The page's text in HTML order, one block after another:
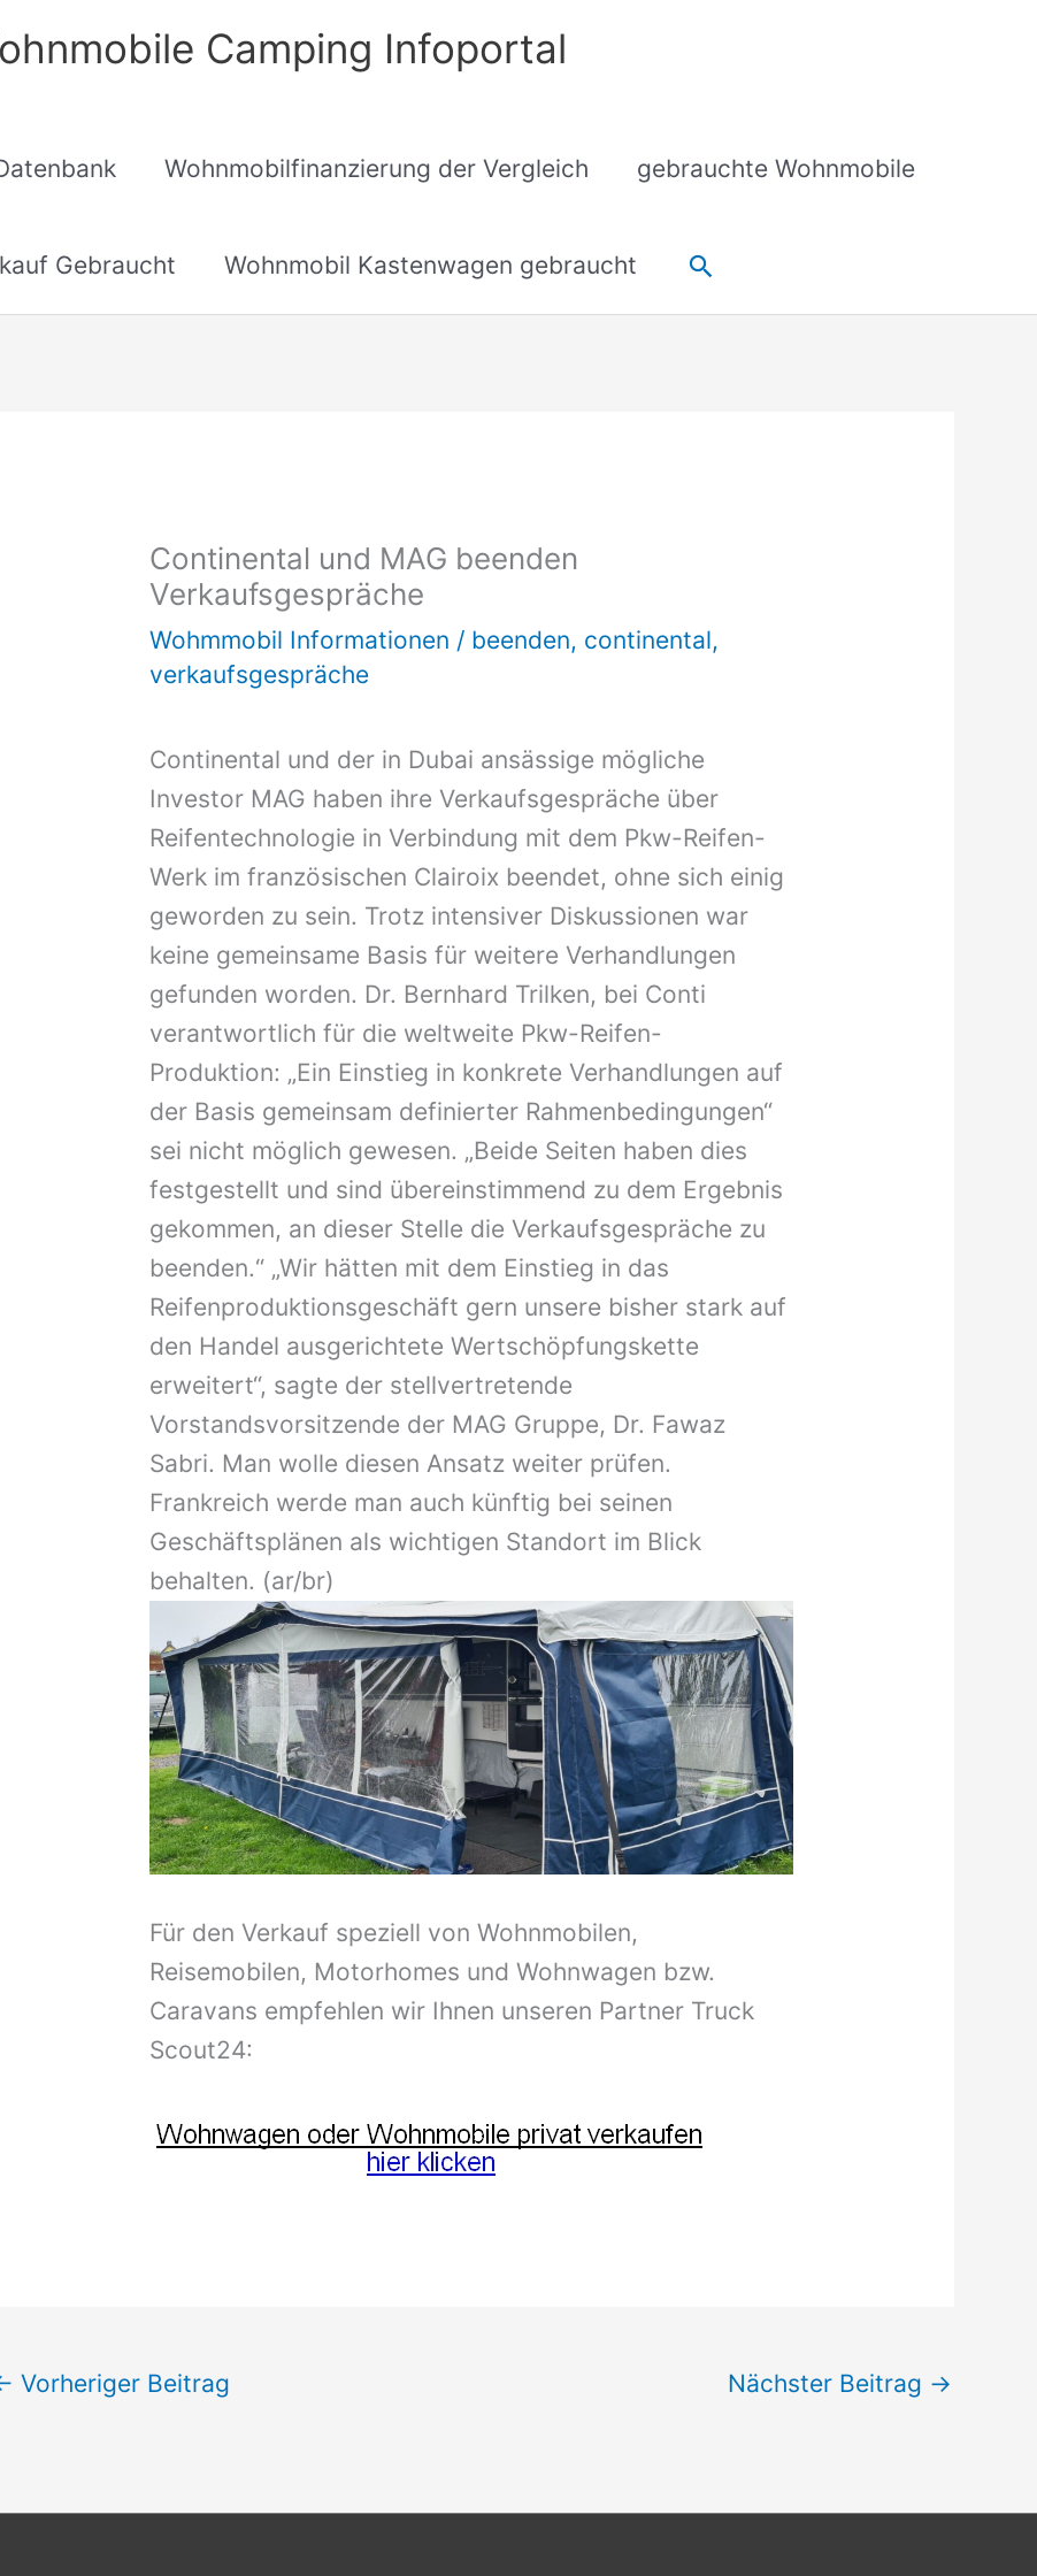
Camping Infoportal
Wohnmobilfinanzierung der Vergleich gebrauchte Wohnmobile
Gebraucht Wohnmobil Kastenwagen gebraucht Suchen
Continental und MAG beenden
Verkaufsgespräche
Wohmmobil Informationen / beenden, continental,
verkaufsgespräche
Continental und der in Dubai ansässige mögliche
Investor MAG haben ihre Verkaufsgespräche über
Reifentechnologie in Verbindung mit dem Pkw-Reifen-
Werk im französischen Clairoix beendet, ohne sich einig
geworden zu sein. Trotz intensiver Diskussionen war
keine gemeinsame Basis für weitere Verhandlungen
gefunden worden. Dr. Bernhard Trilken, bei Conti
verantwortlich für die weltweite Pkw-Reifen-
Produktion: „Ein Einstieg in konkrete Verhandlungen auf
der Basis gemeinsam definierter Rahmenbedingungen“
sei nicht möglich gewesen. „Beide Seiten haben dies
festgestellt und sind übereinstimmend zu dem Ergebnis
gekommen, an dieser Stelle die Verkaufsgespräche zu
beenden.“ „Wir hätten mit dem Einstieg in das
Reifenproduktionsgeschäft gern unsere bisher stark auf
den Handel ausgerichtete Wertschöpfungskette
erweitert“, sagte der stellvertretende
Vorstandsvorsitzende der MAG Gruppe, Dr. Fawaz
Sabri. Man wolle diesen Ansatz weiter prüfen.
Frankreich werde man auch künftig bei seinen
Geschäftsplänen als wichtigen Standort im Blick
behalten. (ar/br)
Für den Verkauf speziell von Wohnmobilen,
Reisemobilen, Motorhomes und Wohnwagen bzw.
Caravans empfehlen wir Ihnen unseren Partner Truck
Scout24:
Vorheriger Beitrag Nächster Beitrag →